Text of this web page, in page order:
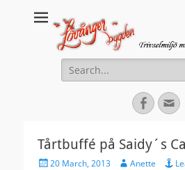
Välkommen till Lövånger
Search
for:
Tårtbuffé på Saidy´s
Posted20 March, 2013 Author
Anette